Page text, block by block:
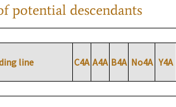
potential descendants
line C4A A4A B4A No4A Y4A